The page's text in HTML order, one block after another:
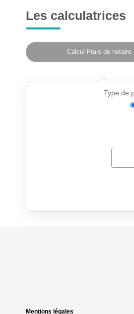
Les calculatrices
Calcul Frais de notaire
Mentions légales